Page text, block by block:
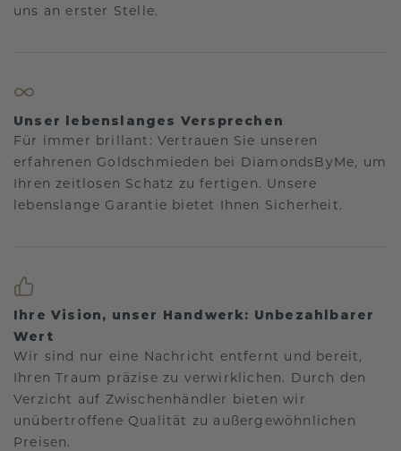
uns an erster Stelle.
Unser lebenslanges Versprechen
Für immer brillant: Vertrauen Sie unseren
erfahrenen Goldschmieden bei DiamondsByMe, um
Ihren zeitlosen Schatz zu fertigen. Unsere
lebenslange Garantie bietet Ihnen Sicherheit.
Ihre Vision, unser Handwerk: Unbezahlbarer
Wert
Wir sind nur eine Nachricht entfernt und bereit,
Ihren Traum präzise zu verwirklichen. Durch den
Verzicht auf Zwischenhändler bieten wir
unübertroffene Qualität zu außergewöhnlichen
Preisen.